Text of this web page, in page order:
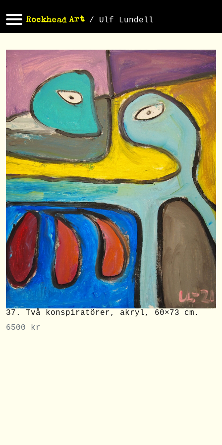
/ Ulf Lundell
37. Två konspiratörer, akryl, 60×73 cm.
6500
kr